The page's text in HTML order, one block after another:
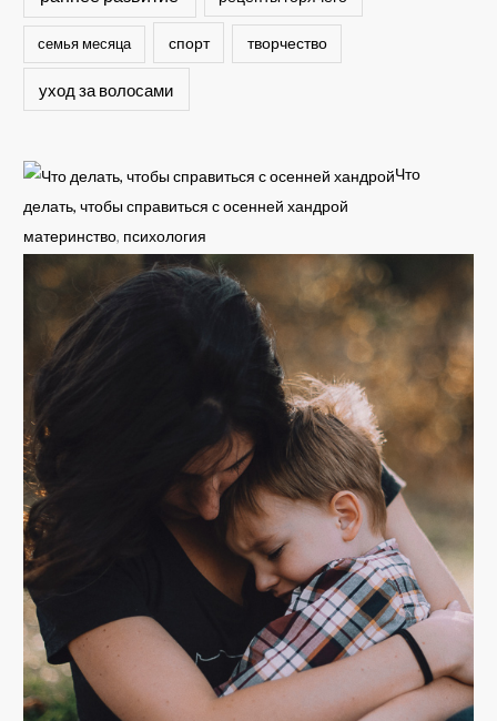
семья месяца спорт творчество
уход за волосами
Что
делать, чтобы справиться с осенней хандрой
материнство, психология